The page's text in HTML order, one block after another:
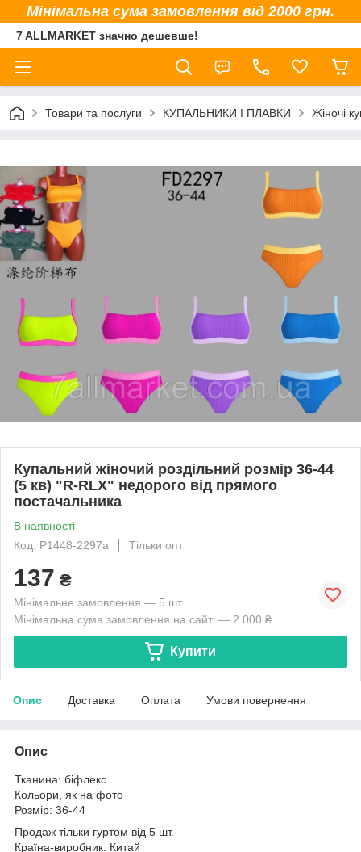
Мінімальна сума замовлення від 2000 грн.
7 ALLMARKET значно дешевше!
Товари та послуги КУПАЛЬНИКИ І ПЛАВКИ Жіночі
Купальний жіночий роздільний розмір 36-44
(5 кв) "R-RLX" недорого від прямого
постачальника
В наявності
Код: P1448-2297a
Тільки опт
137 ₴
Мінімальне замовлення — 5 шт.
Мінімальна сума замовлення на сайті — 2 000 ₴
Купити
Опис Доставка Оплата Умови повернення
Опис
Тканина: біфлекс
Кольори, як на фото
Розмір: 36-44
Продаж тільки гуртом від 5 шт.
Країна-виробник: Китай